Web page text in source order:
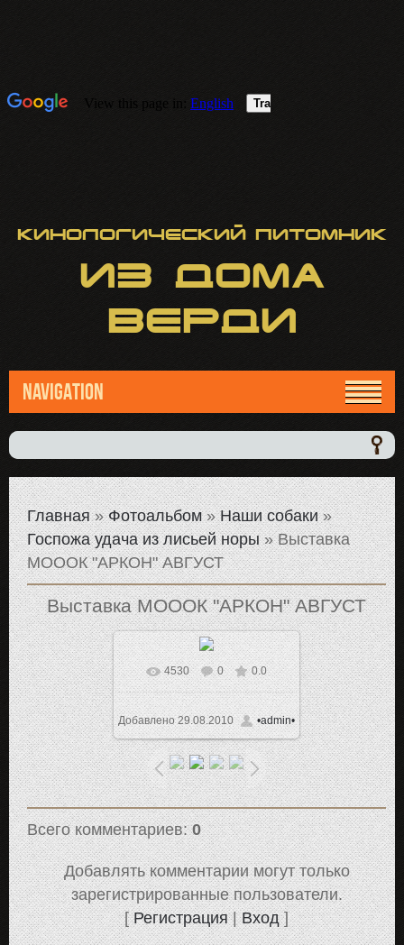
Кинологический питомник
ИЗ ДОМА
ВЕРДИ
NAVIGATION
Главная»Фотоальбом»Наши собаки»
Госпожа удача из лисьей норы» Выставка
МОООК "АРКОН" АВГУСТ
Выставка МОООК "АРКОН" АВГУСТ
В реальном размере
1024x766/ 202.9Kb
4530 0 0.0
Добавлено29.08.2010 •admin•
Всего комментариев:0
Добавлять комментарии могут только
зарегистрированные пользователи.
[Регистрация|Вход]